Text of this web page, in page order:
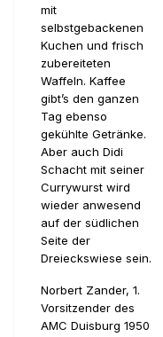
mit
selbstgebackenen
Kuchen und frisch
zubereiteten
Waffeln. Kaffee
gibt’s den ganzen
Tag ebenso
gekühlte Getränke.
Aber auch Didi
Schacht mit seiner
Currywurst wird
wieder anwesend
auf der südlichen
Seite der
Dreieckswiese sein.
Norbert Zander, 1.
Vorsitzender des
AMC Duisburg 1950